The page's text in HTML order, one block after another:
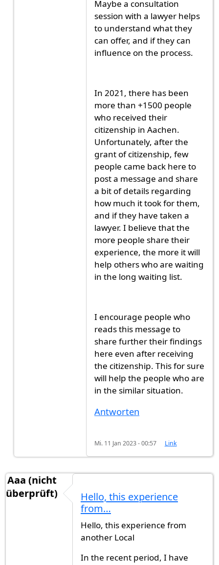
Maybe a consultation
session with a lawyer helps
to understand what they
can offer, and if they can
influence on the process.
In 2021, there has been
more than +1500 people
who received their
citizenship in Aachen.
Unfortunately, after the
grant of citizenship, few
people came back here to
post a message and share
a bit of details regarding
how much it took for them,
and if they have taken a
lawyer. I believe that the
more people share their
experience, the more it will
help others who are waiting
in the long waiting list.
I encourage people who
reads this message to
share further their findings
here even after receiving
the citizenship. This for sure
will help the people who are
in the similar situation.
Antworten
Mi. 11 Jan 2023 - 00:57 Link
Aaa (nicht
überprüft)
Hello, this experience
from…
Hello, this experience from
another Local
In the recent period, I have